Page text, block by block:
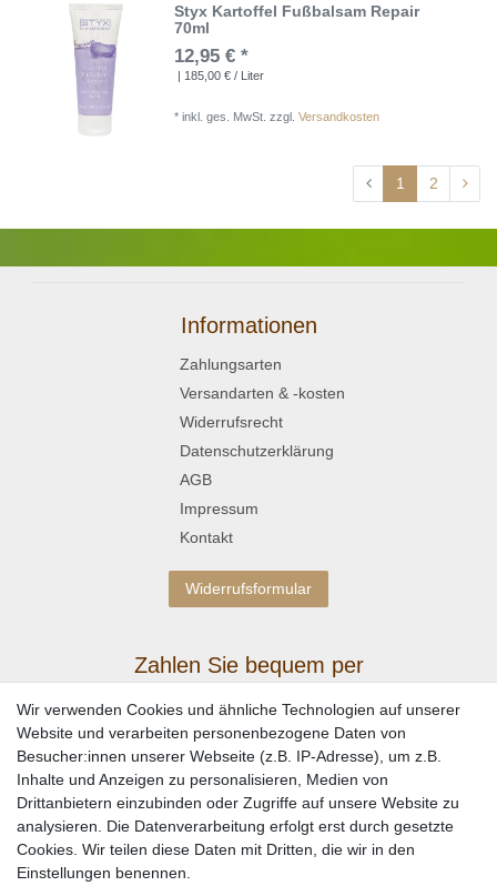
Styx Kartoffel Fußbalsam Repair
70ml
12,95 € *
| 185,00 € / Liter
*inkl. ges. MwSt. zzgl.Versandkosten
1 2
Informationen
Zahlungsarten
Versandarten & -kosten
Widerrufsrecht
Datenschutzerklärung
AGB
Impressum
Kontakt
Widerrufsformular
Zahlen Sie bequem per
Wir verwenden Cookies und ähnliche Technologien auf unserer
Website und verarbeiten personenbezogene Daten von
Besucher:innen unserer Webseite (z.B. IP-Adresse), um z.B.
Inhalte und Anzeigen zu personalisieren, Medien von
Drittanbietern einzubinden oder Zugriffe auf unsere Website zu
analysieren. Die Datenverarbeitung erfolgt erst durch gesetzte
Cookies. Wir teilen diese Daten mit Dritten, die wir in den
Einstellungen benennen.